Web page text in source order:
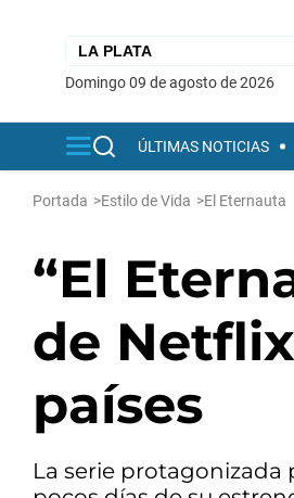
domingo 09 de agosto de 2026
ÚLTIMAS NOTICIAS
Portada >Estilo de Vida >El Eternauta
“El
de
países
La serie protagonizada